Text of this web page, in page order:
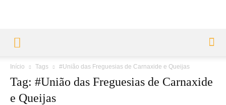
Início Tags #União das Freguesias de Carnaxide e Queijas
Tag: #União das Freguesias de Carnaxide
e Queijas